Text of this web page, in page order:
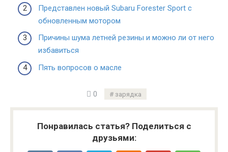
Представлен новый Subaru Forester Sport с
обновленным мотором
Причины шума летней резины и можно ли от него
избавиться
Пять вопросов о масле
0 зарядка
Понравилась статья? Поделиться с
друзьями: